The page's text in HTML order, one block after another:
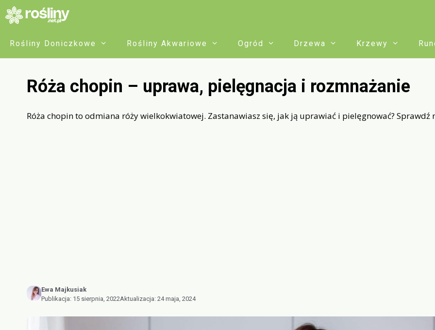
Przejdź
do
treściRośliny Doniczkowe Rośliny Akwariowe Ogród Drzewa Krzewy
Róża chopin – uprawa, pielęgnacja i rozmnażanie
Róża chopin to odmiana róży wielkokwiatowej. Zastanawiasz się, jak ją uprawiać i pielęgnować? Sprawdź
Ewa Majkusiak
Publikacja: 15 sierpnia, 2022Aktualizacja: 24 maja, 2024